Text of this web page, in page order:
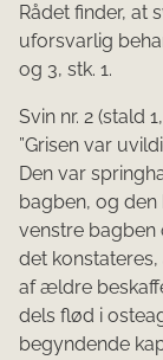
Rådet finder, at
uforsvarlig
og 3, stk. 1.
Svin nr. 2 (stald
”Grisen var
Den var
bagben, og
venstre bagben
det
af ældre
dels flød i
begyndende